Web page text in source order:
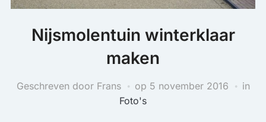
Nijsmolentuin winterklaar
maken
Geschreven door Frans op 5 november 2016
in
Foto's